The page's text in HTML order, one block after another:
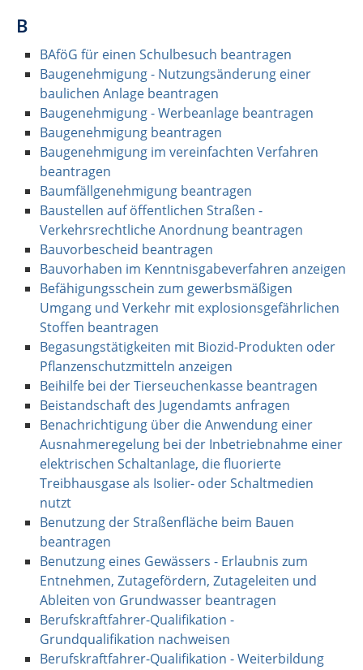
B
BAföG für einen Schulbesuch beantragen
Baugenehmigung - Nutzungsänderung einer
baulichen Anlage beantragen
Baugenehmigung - Werbeanlage beantragen
Baugenehmigung beantragen
Baugenehmigung im vereinfachten Verfahren
beantragen
Baumfällgenehmigung beantragen
Baustellen auf öffentlichen Straßen -
Verkehrsrechtliche Anordnung beantragen
Bauvorbescheid beantragen
Bauvorhaben im Kenntnisgabeverfahren anzeigen
Befähigungsschein zum gewerbsmäßigen
Umgang und Verkehr mit explosionsgefährlichen
Stoffen beantragen
Begasungstätigkeiten mit Biozid-Produkten oder
Pflanzenschutzmitteln anzeigen
Beihilfe bei der Tierseuchenkasse beantragen
Beistandschaft des Jugendamts anfragen
Benachrichtigung über die Anwendung einer
Ausnahmeregelung bei der Inbetriebnahme einer
elektrischen Schaltanlage, die fluorierte
Treibhausgase als Isolier- oder Schaltmedien
nutzt
Benutzung der Straßenfläche beim Bauen
beantragen
Benutzung eines Gewässers - Erlaubnis zum
Entnehmen, Zutagefördern, Zutageleiten und
Ableiten von Grundwasser beantragen
Berufskraftfahrer-Qualifikation -
Grundqualifikation nachweisen
Berufskraftfahrer-Qualifikation - Weiterbildung